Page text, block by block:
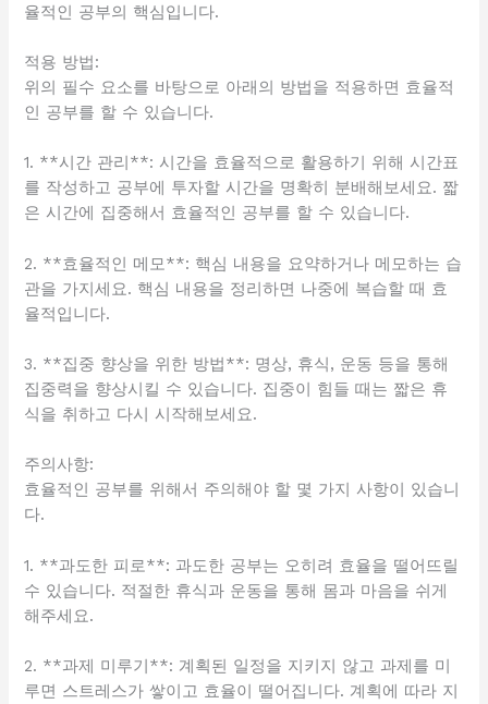
율적인 공부의 핵심입니다.
적용 방법:
위의 필수 요소를 바탕으로 아래의 방법을 적용하면 효율적
인 공부를 할 수 있습니다.
1. **시간 관리**: 시간을 효율적으로 활용하기 위해 시간표
를 작성하고 공부에 투자할 시간을 명확히 분배해보세요. 짧
은 시간에 집중해서 효율적인 공부를 할 수 있습니다.
2. **효율적인 메모**: 핵심 내용을 요약하거나 메모하는 습
관을 가지세요. 핵심 내용을 정리하면 나중에 복습할 때 효
율적입니다.
3. **집중 향상을 위한 방법**: 명상, 휴식, 운동 등을 통해
집중력을 향상시킬 수 있습니다. 집중이 힘들 때는 짧은 휴
식을 취하고 다시 시작해보세요.
주의사항:
효율적인 공부를 위해서 주의해야 할 몇 가지 사항이 있습니
다.
1. **과도한 피로**: 과도한 공부는 오히려 효율을 떨어뜨릴
수 있습니다. 적절한 휴식과 운동을 통해 몸과 마음을 쉬게
해주세요.
2. **과제 미루기**: 계획된 일정을 지키지 않고 과제를 미
루면 스트레스가 쌓이고 효율이 떨어집니다. 계획에 따라 지